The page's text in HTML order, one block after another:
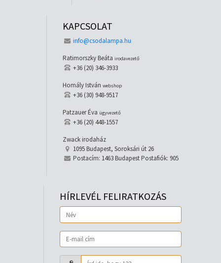
KAPCSOLAT
info@csodalampa.hu
Ratimorszky Beáta irodavezető
+36 (20) 346-3933
Homály István webshop
+36 (30) 948-9517
Patzauer Éva ügyvezető
+36 (20) 448-1557
Zwack irodaház
1095 Budapest, Soroksári út 26
Postacím: 1463 Budapest Postafiók: 905
HÍRLEVÉL FELIRATKOZÁS